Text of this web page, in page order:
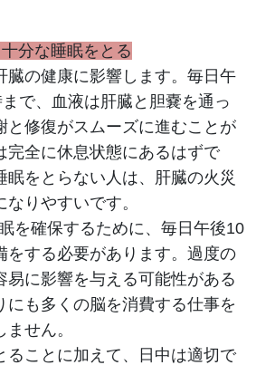
十分な睡眠をとる
臓の健康に影響します。毎日午
で、血液は肝臓と胆嚢を通っ
と修復がスムーズに進むことが
完全に休息状態にあるはずで
眠をとらない人は、肝臓の火災
りやすいです。
を確保するために、毎日午後10
をする必要があります。過度の
易に影響を与える可能性がある
にも多くの脳を消費する仕事を
せん。
ることに加えて、日中は適切で